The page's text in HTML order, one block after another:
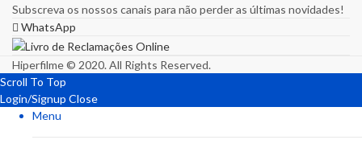
Subscreva os nossos canais para não perder as últimas novidades!
WhatsApp
Hiperfilme © 2020. All Rights Reserved.
Scroll To Top
Login/Signup Close
Menu